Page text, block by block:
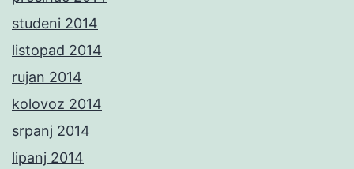
studeni 2014
listopad 2014
rujan 2014
kolovoz 2014
srpanj 2014
lipanj 2014